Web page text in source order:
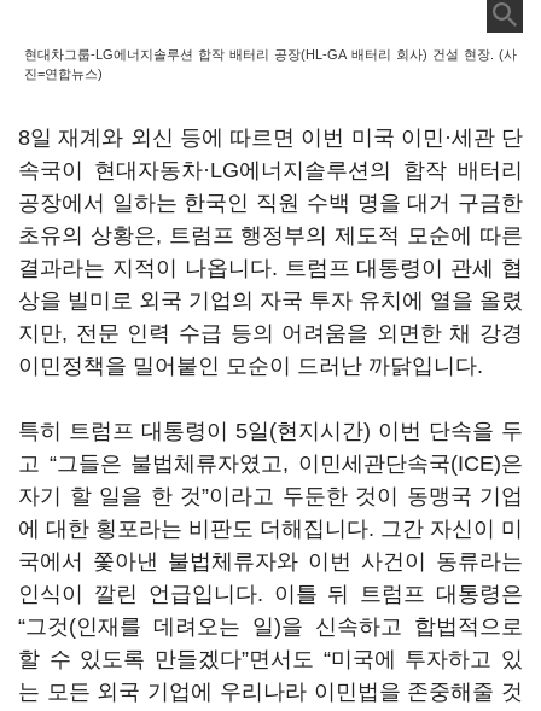
현대차그룹-LG에너지솔루션 합작 배터리 공장(HL-GA 배터리 회사) 건설 현장. (사
진=연합뉴스)
8일 재계와 외신 등에 따르면 이번 미국 이민·세관 단
속국이 현대자동차·LG에너지솔루션의 합작 배터리
공장에서 일하는 한국인 직원 수백 명을 대거 구금한
초유의 상황은, 트럼프 행정부의 제도적 모순에 따른
결과라는 지적이 나옵니다. 트럼프 대통령이 관세 협
상을 빌미로 외국 기업의 자국 투자 유치에 열을 올렸
지만, 전문 인력 수급 등의 어려움을 외면한 채 강경
이민정책을 밀어붙인 모순이 드러난 까닭입니다.
특히 트럼프 대통령이 5일(현지시간) 이번 단속을 두
고 “그들은 불법체류자였고, 이민세관단속국(ICE)은
자기 할 일을 한 것”이라고 두둔한 것이 동맹국 기업
에 대한 횡포라는 비판도 더해집니다. 그간 자신이 미
국에서 쫓아낸 불법체류자와 이번 사건이 동류라는
인식이 깔린 언급입니다. 이틀 뒤 트럼프 대통령은
“그것(인재를 데려오는 일)을 신속하고 합법적으로
할 수 있도록 만들겠다”면서도 “미국에 투자하고 있
는 모든 외국 기업에 우리나라 이민법을 존중해줄 것